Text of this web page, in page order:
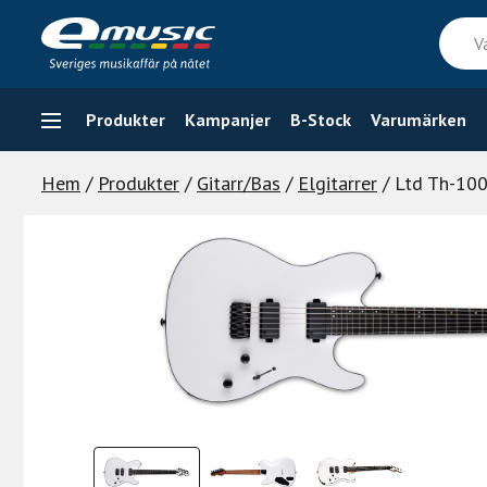
content
Vad
söker
du
efter?
Produkter Kampanjer B-Stock Varumärken
Hem / Produkter / Gitarr/Bas / Elgitarrer / Ltd Th-